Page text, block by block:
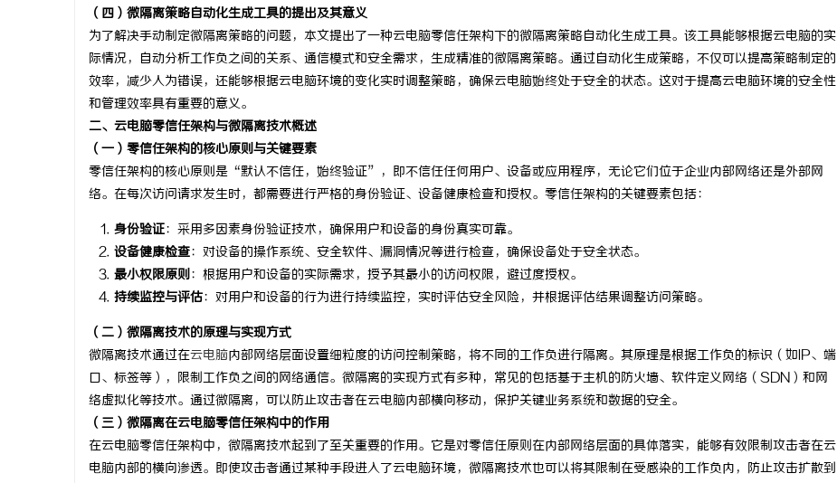
（四）微隔离策略自动化生成工具的提出及其意义
为了解决手动制定微隔离策略的问题，本文提出了一种云电脑零信任架构下的微隔离策略自动化生成工具。该工具能够根据云电脑的实
际情况，自动分析工作负之间的关系、通信模式和安全需求，生成精准的微隔离策略。通过自动化生成策略，不仅可以提高策略制定的
效率，减少人为错误，还能够根据云电脑环境的变化实时调整策略，确保云电脑始终处于安全的状态。这对于提高云电脑环境的安全性
和管理效率具有重要的意义。
二、云电脑零信任架构与微隔离技术概述
（一）零信任架构的核心原则与关键要素
零信任架构的核心原则是“默认不信任，始终验证”，即不信任任何用户、设备或应用程序，无论它们位于企业内部网络还是外部网
络。在每次访问请求发生时，都需要进行严格的身份验证、设备健康检查和授权。零信任架构的关键要素包括：
身份验证：采用多因素身份验证技术，确保用户和设备的身份真实可靠。
设备健康检查：对设备的操作系统、安全软件、漏洞情况等进行检查，确保设备处于安全状态。
最小权限原则：根据用户和设备的实际需求，授予其最小的访问权限，避过度授权。
持续监控与评估：对用户和设备的行为进行持续监控，实时评估安全风险，并根据评估结果调整访问策略。
（二）微隔离技术的原理与实现方式
微隔离技术通过在云电脑内部网络层面设置细粒度的访问控制策略，将不同的工作负进行隔离。其原理是根据工作负的标识（如IP、端
口、标签等），限制工作负之间的网络通信。微隔离的实现方式有多种，常见的包括基于主机的防火墙、软件定义网络（SDN）和网
络虚拟化等技术。通过微隔离，可以防止攻击者在云电脑内部横向移动，保护关键业务系统和数据的安全。
（三）微隔离在云电脑零信任架构中的作用
在云电脑零信任架构中，微隔离技术起到了至关重要的作用。它是对零信任原则在内部网络层面的具体落实，能够有效限制攻击者在云
电脑内部的横向渗透。即使攻击者通过某种手段进入了云电脑环境，微隔离技术也可以将其限制在受感染的工作负内，防止攻击扩散到
商标转让：交易风险与避坑指南